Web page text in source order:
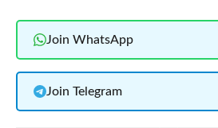
Join WhatsApp
Join Telegram